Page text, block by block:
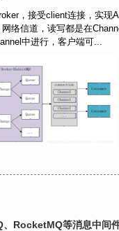
，接受client连接，实
信道，读写都是在
中进行，客户端可...
RocketMQ等消息中间